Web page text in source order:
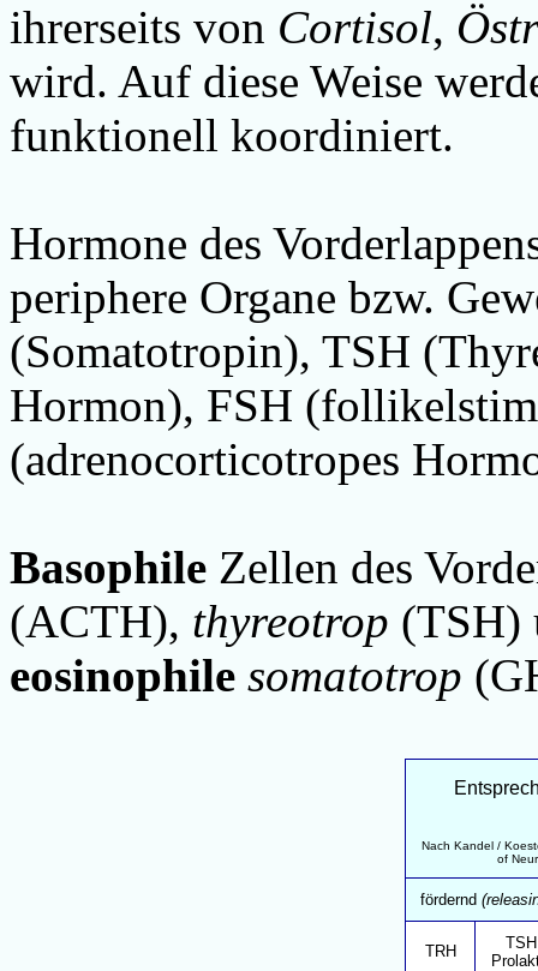
ihrerseits von Cortisol,
wird. Auf diese Weise
funktionell koordiniert.
Hormone des
periphere Organe bzw.
(Somatotropin), TSH
Hormon), FSH
(adrenocorticotropes
Basophile Zellen des
(ACTH), thyreotrop (TSH)
eosinophile somatotrop
Nach Kandel /
of
fördernd
TRH
TSH